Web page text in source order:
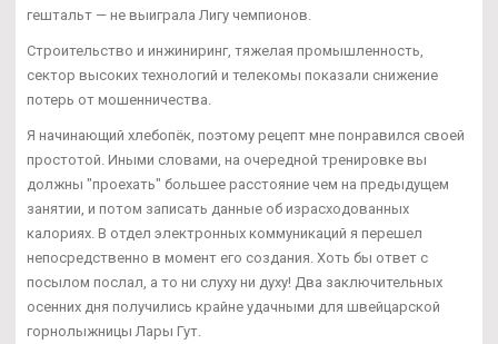
гештальт — не выиграла Лигу чемпионов.
Строительство и инжиниринг, тяжелая промышленность,
сектор высоких технологий и телекомы показали снижение
потерь от мошенничества.
Я начинающий хлебопёк, поэтому рецепт мне понравился своей
простотой. Иными словами, на очередной тренировке вы
должны "проехать" большее расстояние чем на предыдущем
занятии, и потом записать данные об израсходованных
калориях. В отдел электронных коммуникаций я перешел
непосредственно в момент его создания. Хоть бы ответ с
посылом послал, а то ни слуху ни духу! Два заключительных
осенних дня получились крайне удачными для швейцарской
горнолыжницы Лары Гут.